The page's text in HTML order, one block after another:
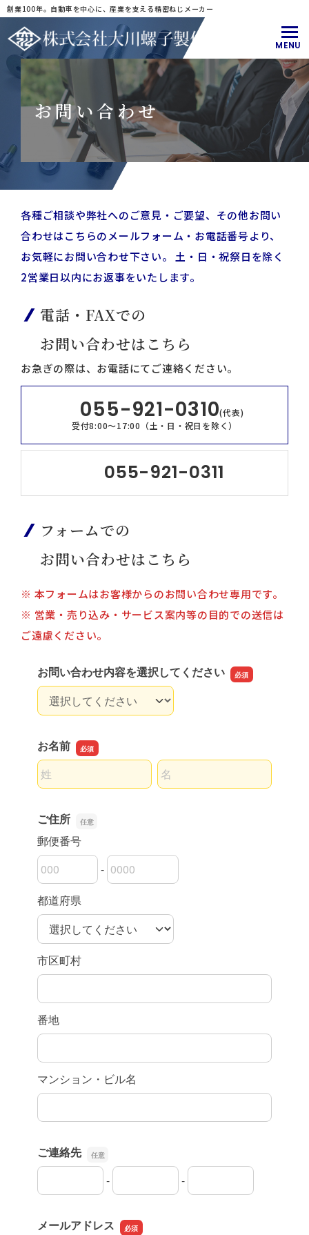
創業100年。自動車を中心に、産業を支える精密ねじメーカー
MENU
お問い合わせ
各種ご相談や弊社へのご意見・ご要望、その他お問い
合わせはこちらのメールフォーム・お電話番号より、
お気軽にお問い合わせ下さい。
土・日・祝祭日を除く
2営業日以内にお返事をいたします。
電話・FAXでの
お問い合わせはこちら
お急ぎの際は、お電話にてご連絡ください。
055-921-0310(代表)
受付8:00～17:00（土・日・祝日を除く）
055-921-0311
フォームでの
お問い合わせはこちら
※ 本フォームはお客様からのお問い合わせ専用です。
※ 営業・売り込み・サービス案内等の目的での送信は
ご遠慮ください。